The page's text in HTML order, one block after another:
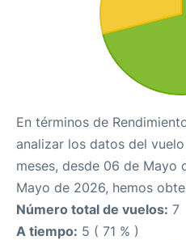
En términos de
analizar los datos del
meses, desde 06 de Mayo
Mayo de 2026, hemos
Número total de vuelos: 7
A tiempo: 5 ( 71 % )